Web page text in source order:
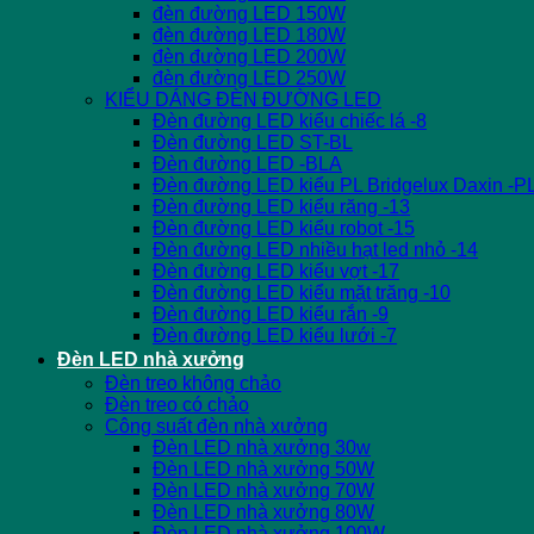
đèn đường LED 150W
đèn đường LED 180W
đèn đường LED 200W
đèn đường LED 250W
KIỂU DÁNG ĐÈN ĐƯỜNG LED
Đèn đường LED kiểu chiếc lá -8
Đèn đường LED ST-BL
Đèn đường LED -BLA
Đèn đường LED kiểu PL Bridgelux Daxin -
Đèn đường LED kiểu răng -13
Đèn đường LED kiểu robot -15
Đèn đường LED nhiều hạt led nhỏ -14
Đèn đường LED kiểu vợt -17
Đèn đường LED kiểu mặt trăng -10
Đèn đường LED kiểu rắn -9
Đèn đường LED kiểu lưới -7
Đèn LED nhà xưởng
Đèn treo không chảo
Đèn treo có chảo
Công suất đèn nhà xưởng
Đèn LED nhà xưởng 30w
Đèn LED nhà xưởng 50W
Đèn LED nhà xưởng 70W
Đèn LED nhà xưởng 80W